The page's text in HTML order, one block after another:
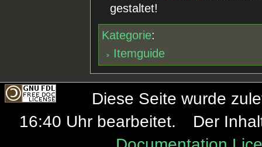
gestaltet!
Kategorie:
Itemguide
Diese Seite wurde
16:40 Uhr bearbeitet.
Der